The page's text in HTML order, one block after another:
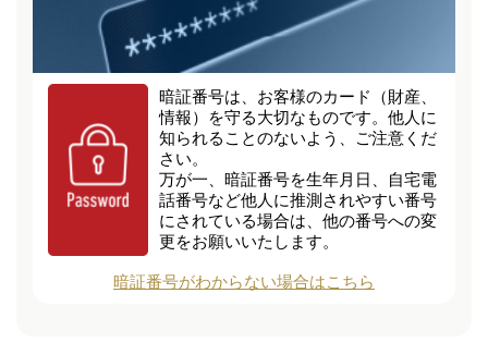
暗証番号は、お客様のカード（財産、
情報）を守る大切なものです。他人に
知られることのないよう、ご注意くだ
さい。
万が一、暗証番号を生年月日、自宅電
話番号など他人に推測されやすい番号
にされている場合は、他の番号への変
更をお願いいたします。
暗証番号がわからない場合はこちら